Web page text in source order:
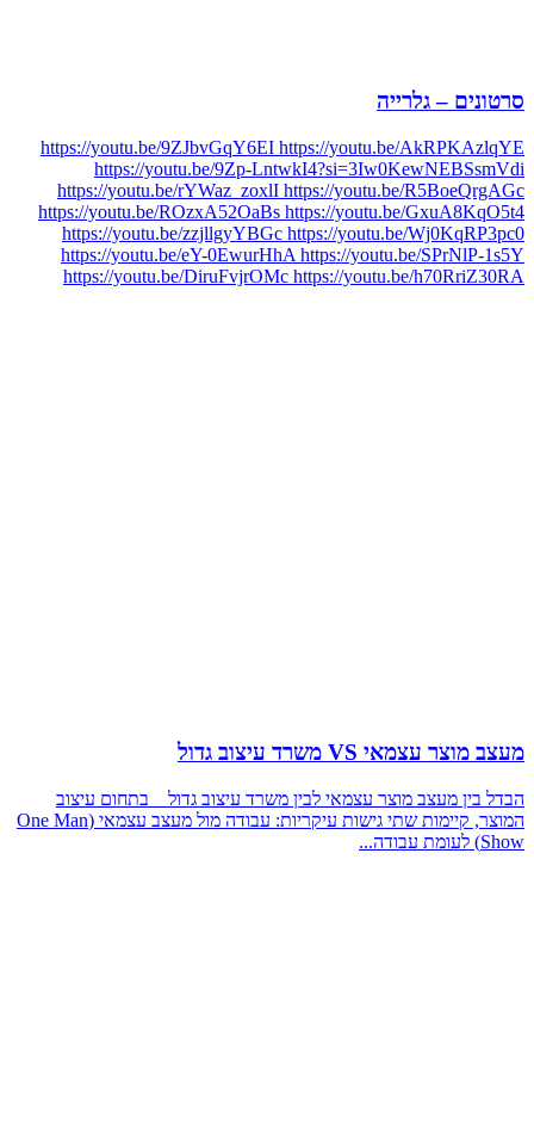
סרטונים – גלרייה
https://youtu.be/9ZJbvGqY6EI https://youtu.be/AkRPKAzlqYE
https://youtu.be/9Zp-LntwkI4?si=3Iw0KewNEBSsmVdi
https://youtu.be/rYWaz_zoxlI https://youtu.be/R5BoeQrgAGc
https://youtu.be/ROzxA52OaBs https://youtu.be/GxuA8KqO5t4
https://youtu.be/zzjllgyYBGc https://youtu.be/Wj0KqRP3pc0
https://youtu.be/eY-0EwurHhA https://youtu.be/SPrNlP-1s5Y
https://youtu.be/DiruFvjrOMc https://youtu.be/h70RriZ30RA
מעצב מוצר עצמאי VS משרד עיצוב גדול
הבדל בין מעצב מוצר עצמאי לבין משרד עיצוב גדול בתחום עיצוב
המוצר, קיימות שתי גישות עיקריות: עבודה מול מעצב עצמאי (One Man
Show) לעומת עבודה...